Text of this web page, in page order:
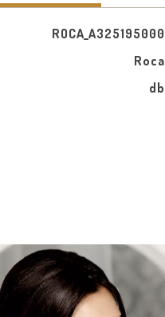
ROCA_A325195000
Roca
db